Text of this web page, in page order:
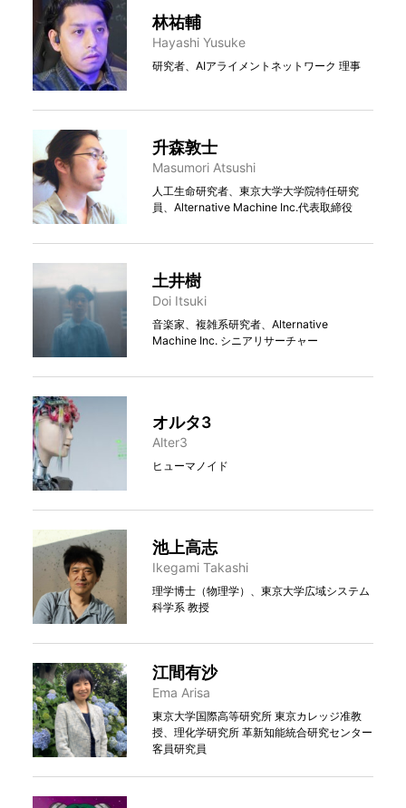
林祐輔
Hayashi Yusuke
研究者、AIアライメントネットワーク 理事
升森敦⼠
Masumori Atsushi
人工生命研究者、東京大学大学院特任研究
員、Alternative Machine Inc.代表取締役
土井樹
Doi Itsuki
音楽家、複雑系研究者、Alternative
Machine Inc. シニアリサーチャー
オルタ3
Alter3
ヒューマノイド
池上高志
Ikegami Takashi
理学博士（物理学）、東京大学広域システム
科学系 教授
江間有沙
Ema Arisa
東京大学国際高等研究所 東京カレッジ准教
授、理化学研究所 革新知能統合研究センター
客員研究員